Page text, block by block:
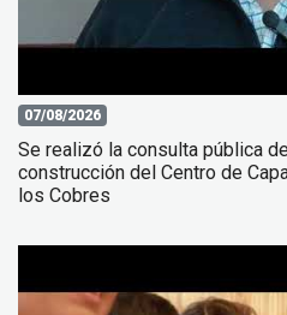
07/08/2026
Se realizó la consulta pública
construcción del Centro de
los Cobres